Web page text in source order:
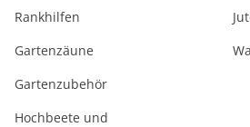
Rankhilfen
Gartenzäune
Gartenzubehör
Hochbeete und